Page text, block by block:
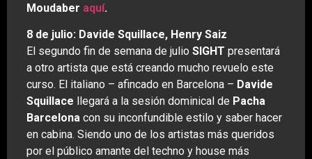
Moudaber aquí.
8 de julio: Davide Squillace, Henry Saiz
El segundo fin de semana de julio SIGHT presentará
a otro artista que está creando mucho revuelo este
curso. El italiano – afincado en Barcelona – Davide
Squillace llegará a la sesión dominical de Pacha
Barcelona con su inconfundible estilo y saber hacer
en cabina. Siendo uno de los artistas más queridos
por el público amante del techno y house más